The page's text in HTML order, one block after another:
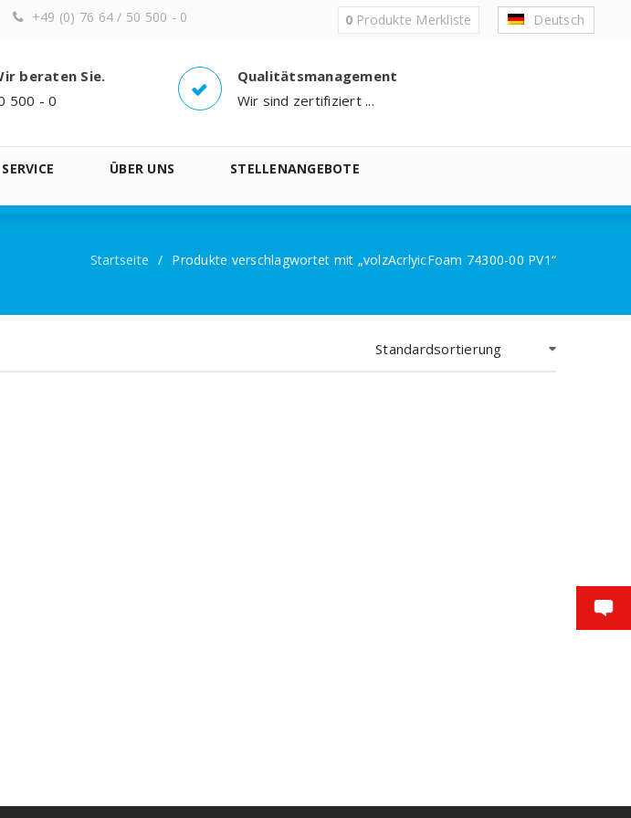
+49 (0) 76 64 / 50 500 - 0 0Produkte Merkliste Deutsch
beraten Sie.
500 - 0
Qualitätsmanagement
Wir sind zertifiziert ...
SERVICE ÜBER UNS STELLENANGEBOTE
Startseite / Produkte verschlagwortet mit „volzAcrlyicFoam 74300-00 PV1“
Standardsortierung